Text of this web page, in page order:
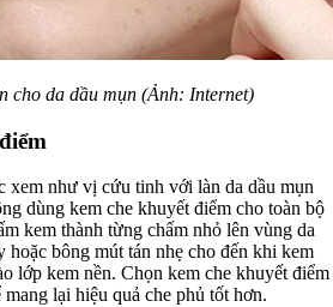
cho da dầu mụn (Ảnh: Internet)
xem như vị cứu tinh với làn da dầu mụn
dùng kem che khuyết điểm cho toàn bộ
kem thành từng chấm nhỏ lên vùng da
hoặc bông mút tán nhẹ cho đến khi kem
lớp kem nền. Chọn kem che khuyết điểm
lại hiệu quả che phủ tốt hơn.